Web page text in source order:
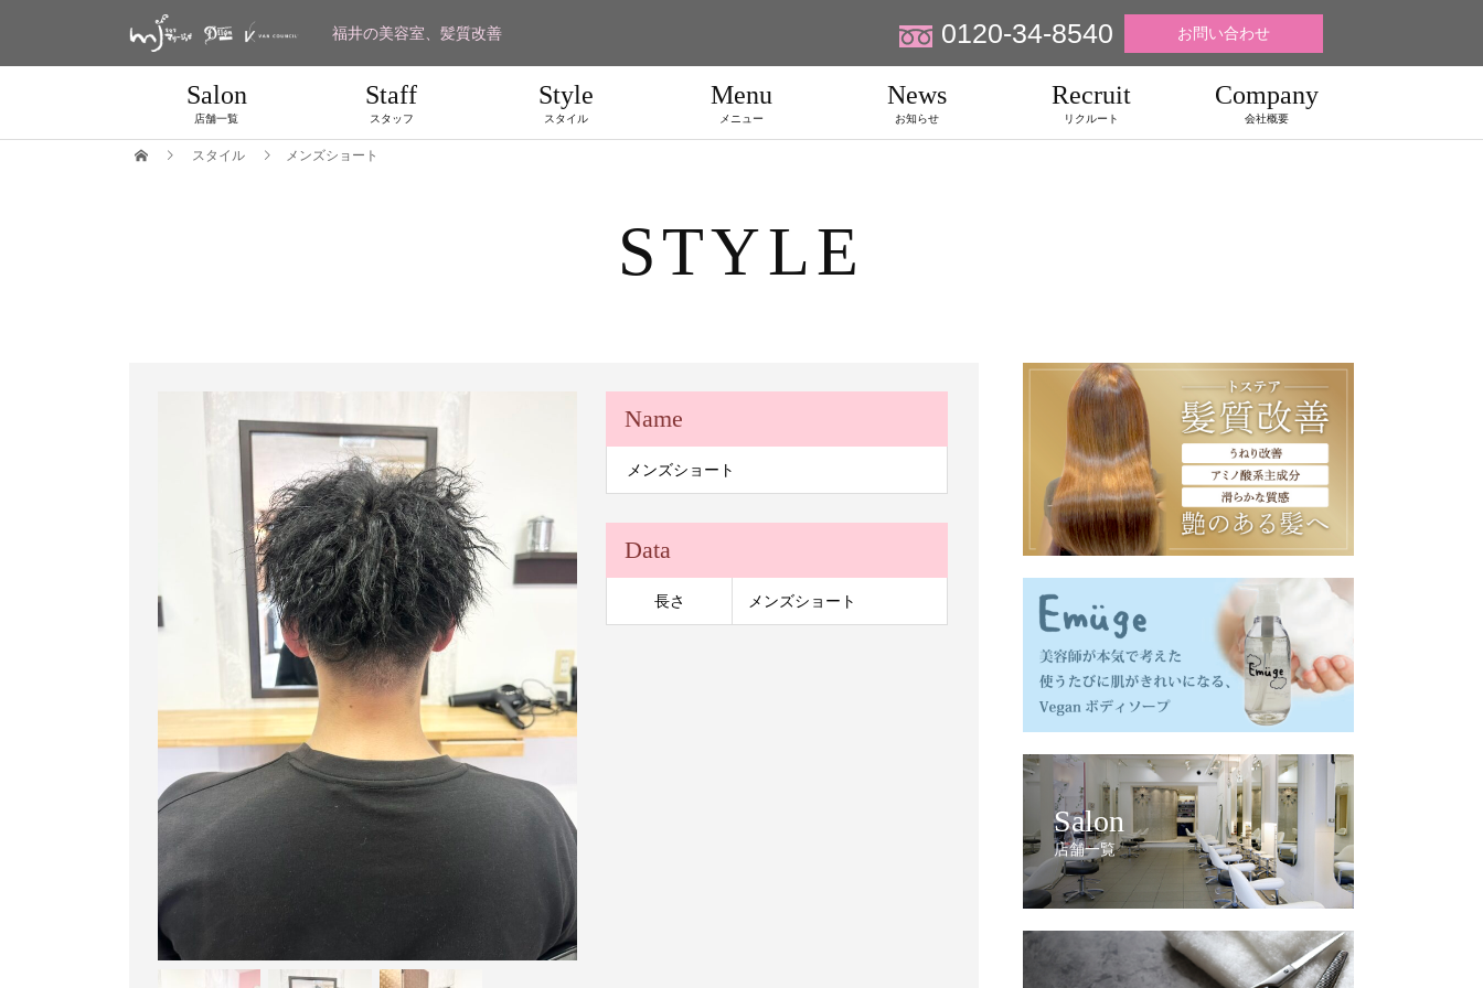
福井の美容室、髪質改善 0120-34-8540 お問い合わせ
Salon
店舗一覧
Staff
スタッフ
Style
スタイル
Menu
メニュー
News
お知らせ
Recruit
リクルート
Company
会社概要
スタイル メンズショート
STYLE
Name
メンズショート
Data
長さ メンズショート
Salon
店舗一覧